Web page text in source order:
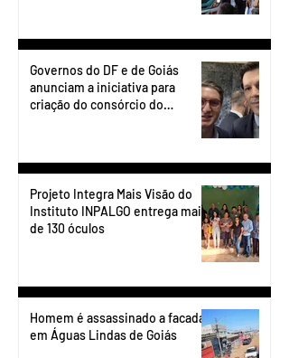
Governos do DF e de Goiás
anunciam a iniciativa para
criação do consórcio do
Projeto Integra Mais Visão do
Instituto INPALGO entrega mais
de 130 óculos
Homem é assassinado a facadas
em Águas Lindas de Goiás